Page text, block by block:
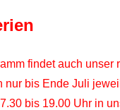
findet auch
bis Ende Juli
bis 19.00 Uhr in